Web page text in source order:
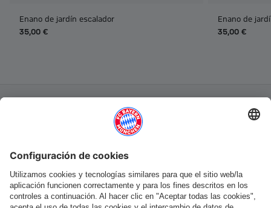
Enano de jardín escalador
35,00 €
Enano de
35,00 €
Más categorías